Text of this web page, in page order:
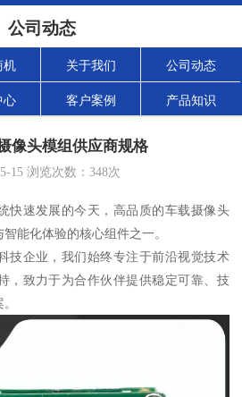
公司动态
机 关于我们 公司动态
心 客户案例 产品知识
像头模组供应商规格
15浏览次数： 348次
快速发展的今天，高品质的车载摄像头
能化体验的核心组件之一。
技企业，我们始终专注于前沿视觉技术
，致力于为合作伙伴提供稳定可靠、技